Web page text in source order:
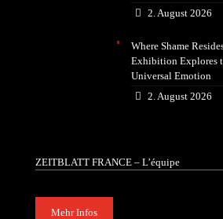
2. August 2026
Where Shame
Exhibition Explores
Universal Emotion
2. August 2026
ZEITBLATT FRANCE – L’équipe
Mehr Infos